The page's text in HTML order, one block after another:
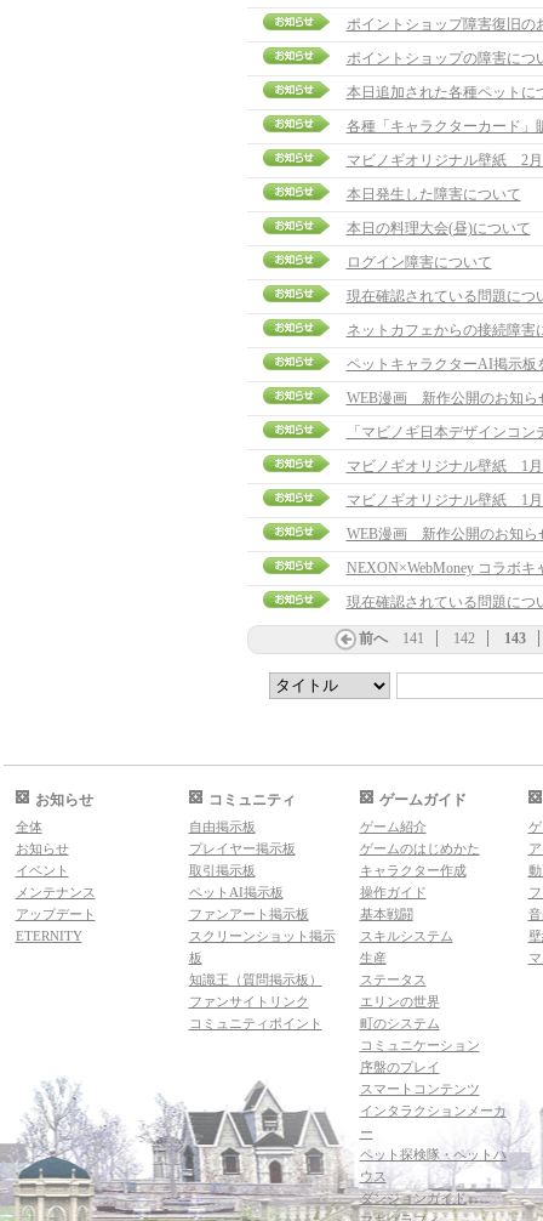
ポイントショップ障害復旧の
ポイントショップの障害につ
本日追加された各種ペットに
各種「キャラクターカード」
マビノギオリジナル壁紙 2
本日発生した障害について
本日の料理大会(昼)について
ログイン障害について
現在確認されている問題につ
ネットカフェからの接続障害
ペットキャラクターAI掲示板
WEB漫画 新作公開のお知ら
「マビノギ日本デザインコ
マビノギオリジナル壁紙 1
マビノギオリジナル壁紙 1
WEB漫画 新作公開のお知ら
NEXON×WebMoney コラボ
現在確認されている問題につ
前へ 141 142 143
お知らせ
全体
お知らせ
イベント
メンテナンス
アップデート
ETERNITY
コミュニティ
自由掲示板
プレイヤー掲示板
取引掲示板
ペットAI掲示板
ファンアート掲示板
スクリーンショット掲示
板
知識王（質問掲示板）
ファンサイトリンク
コミュニティポイント
ゲームガイド
ゲーム紹介
ゲームのはじめかた
キャラクター作成
操作ガイド
基本戦闘
スキルシステム
生産
ステータス
エリンの世界
町のシステム
コミュニケーション
序盤のプレイ
スマートコンテンツ
インタラクションメーカ
ー
ペット探検隊・ペットハ
ウス
ダンジョンガイド